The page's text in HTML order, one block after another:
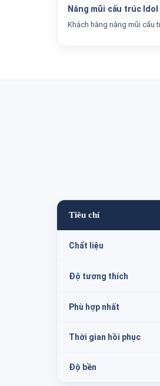
Nâng mũi cấu trúc Idol
Khách hàng nâng mũi cấu
Tiêu chí
Chất liệu
Độ tương thích
Phù hợp nhất
Thời gian hồi phục
Độ bền